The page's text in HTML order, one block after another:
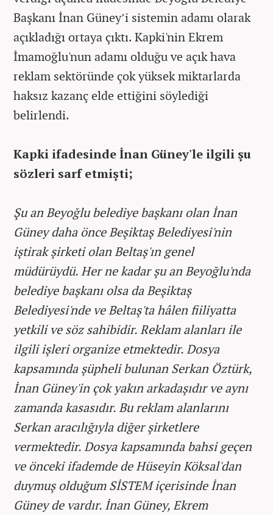
Başkanı İnan Güney’i sistemin adamı olarak
açıkladığı ortaya çıktı. Kapki'nin Ekrem
İmamoğlu'nun adamı olduğu ve açık hava
reklam sektöründe çok yüksek miktarlarda
haksız kazanç elde ettiğini söylediği
belirlendi.
Kapki ifadesinde İnan Güney'le ilgili şu
sözleri sarf etmişti;
Şu an Beyoğlu belediye başkanı olan İnan
Güney daha önce Beşiktaş Belediyesi'nin
iştirak şirketi olan Beltaş'ın genel
müdürüydü. Her ne kadar şu an Beyoğlu'nda
belediye başkanı olsa da Beşiktaş
Belediyesi'nde ve Beltaş'ta hâlen fiiliyatta
yetkili ve söz sahibidir. Reklam alanları ile
ilgili işleri organize etmektedir. Dosya
kapsamında şüpheli bulunan Serkan Öztürk,
İnan Güney'in çok yakın arkadaşıdır ve aynı
zamanda kasasıdır. Bu reklam alanlarını
Serkan aracılığıyla diğer şirketlere
vermektedir. Dosya kapsamında bahsi geçen
ve önceki ifademde de Hüseyin Köksal'dan
duymuş olduğum SİSTEM içerisinde İnan
Güney de vardır. İnan Güney, Ekrem